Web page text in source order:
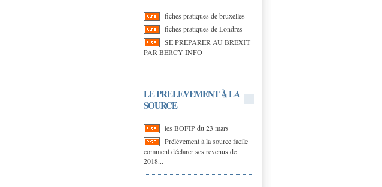
fiches pratiques de bruxelles
fiches pratiques de Londres
SE PREPARER AU BREXIT
PAR BERCY INFO
LE PRELEVEMENT À LA
SOURCE
les BOFIP du 23 mars
Prélèvement à la source facile
comment déclarer ses revenus de
2018...